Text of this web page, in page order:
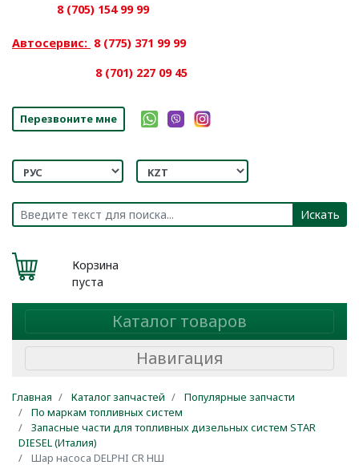
8 (705) 154 99 99
Автосервис: 8 (775) 371 99 99
8 (701) 227 09 45
Перезвоните мне
Искать
Корзина
пуста
Каталог товаров
Навигация
Главная Каталог запчастей
Популярные запчасти
По маркам топливных систем
Запасные части для топливных дизельных систем STAR
DIESEL (Италия)
Шар насоса DELPHI CR НШ